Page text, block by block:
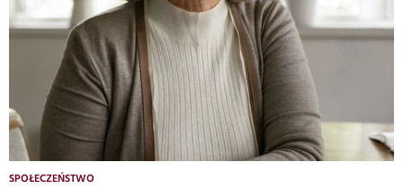
SPOŁECZEŃSTWO